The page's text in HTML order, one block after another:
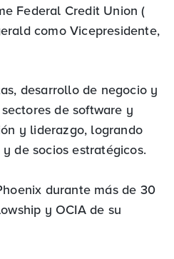
Federal Credit Union (
como Vicepresidente,
desarrollo de negocio y
de software y
y liderazgo, logrando
de socios estratégicos.
durante más de 30
y OCIA de su